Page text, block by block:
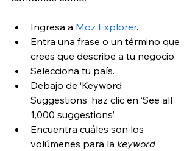
Ingresa a Moz Explorer.
Entra una frase o un término que
crees que describe a tu negocio.
Selecciona tu país.
Debajo de ‘Keyword
Suggestions’ haz clic en ‘See all
1,000 suggestions’.
Encuentra cuáles son los
volúmenes para la keyword